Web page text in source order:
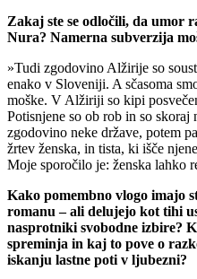
Zakaj ste se odločili, da umor
Nura? Namerna subverzija
»Tudi zgodovino Alžirije so
enako v Sloveniji. A sčasoma
moške. V Alžiriji so kipi
Potisnjene so ob rob in so skoraj
zgodovino neke države, potem
žrtev ženska, in tista, ki išče
Moje sporočilo je: ženska lahko
Kako pomembno vlogo imajo
romanu – ali delujejo kot tihi
nasprotniki svobodne izbire?
spreminja in kaj to pove o
iskanju lastne poti v ljubezni?